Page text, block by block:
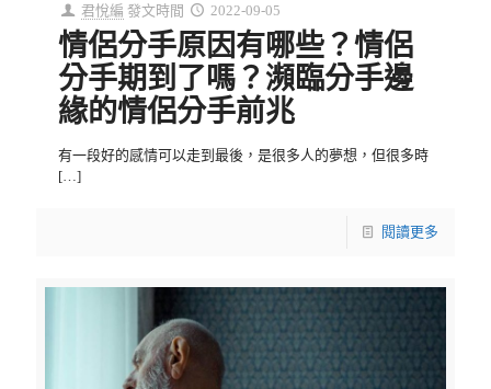
君悅編 發文時間 2022-09-05
情侶分手原因有哪些？情侶
分手期到了嗎？瀕臨分手邊
緣的情侶分手前兆
有一段好的感情可以走到最後，是很多人的夢想，但很多時
[…]
閱讀更多